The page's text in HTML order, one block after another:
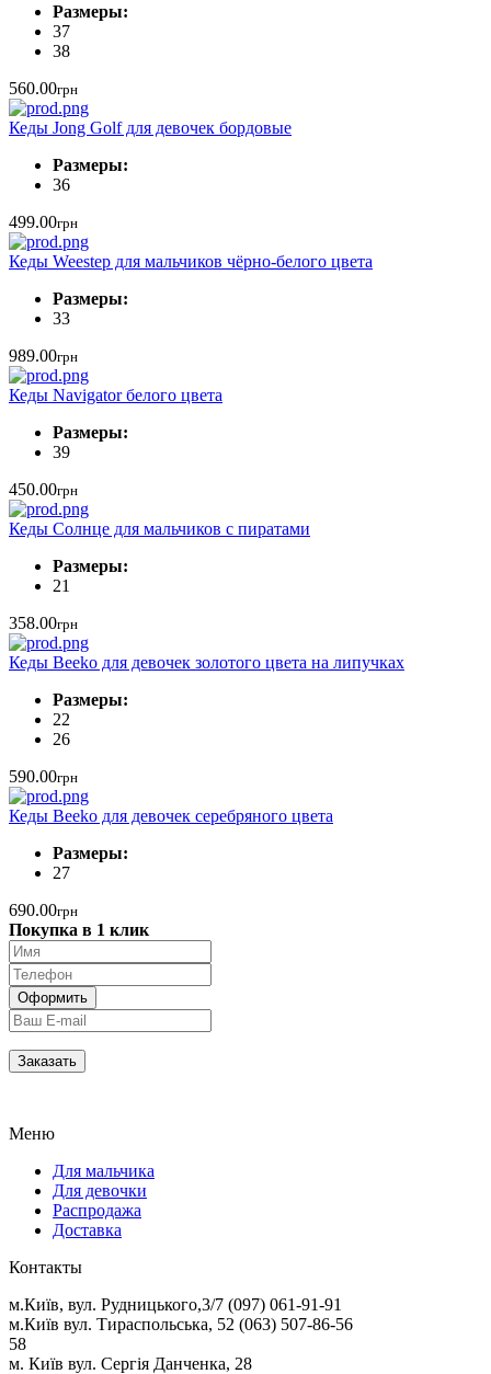
Размеры:
37
38
560.00грн
Кеды Jong Golf для девочек бордовые
Размеры:
36
499.00грн
Кеды Weestep для мальчиков чёрно-белого цвета
Размеры:
33
989.00грн
Кеды Navigator белого цвета
Размеры:
39
450.00грн
Кеды Солнце для мальчиков с пиратами
Размеры:
21
358.00грн
Кеды Beeko для девочек золотого цвета на липучках
Размеры:
22
26
590.00грн
Кеды Beeko для девочек серебряного цвета
Размеры:
27
690.00грн
Покупка в 1 клик
Меню
Для мальчика
Для девочки
Распродажа
Доставка
Контакты
м.Київ, вул. Рудницького,3/7 (097) 061-91-91
м.Київ вул. Тираспольська, 52 (063) 507-86-56
58
м. Київ вул. Сергія Данченка, 28